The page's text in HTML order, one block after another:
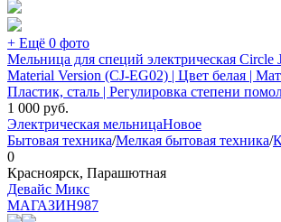
+ Ещё 0 фото
Мельница для специй электрическая Circle
Material Version (CJ-EG02) | Цвет белая |
Пластик, сталь | Регулировка степени
1 000 руб.
Электрическая мельницаНовое
Бытовая техника/Мелкая бытовая техника/
0
Красноярск, Парашютная
Девайс Микс
МАГАЗИН987